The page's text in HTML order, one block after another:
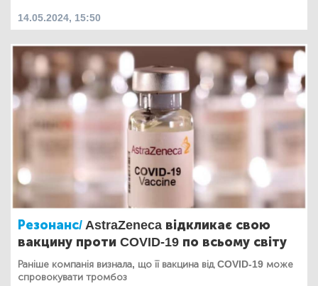
14.05.2024, 15:50
Резонанс/AstraZeneca відкликає свою
вакцину проти COVID-19 по всьому світу
Раніше компанія визнала, що її вакцина від COVID-19 може
спровокувати тромбоз